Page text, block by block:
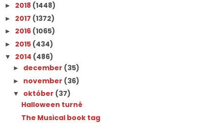
► 2018 (1448)
► 2017 (1372)
► 2016 (1065)
► 2015 (434)
▼ 2014 (486)
► december (35)
► november (36)
▼ október (37)
Halloween turné
The Musical book tag